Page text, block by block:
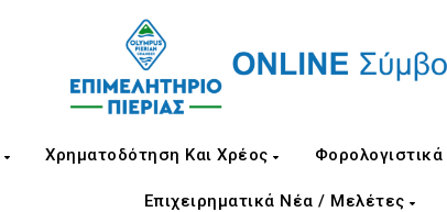
Χρηματοδότηση Και Χρέος Φορολογιστικά
Επιχειρηματικά Νέα / Μελέτες